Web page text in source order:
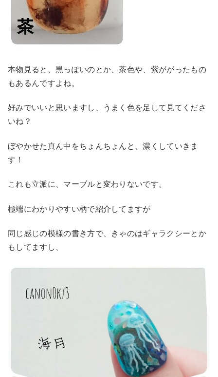
本物見ると、黒っぽいのとか、茶色や、紫ががったもの
もあるんですよね。
好みでいいと思いますし、うまく色を足して見てくださ
いね？
ぼやかせた真ん中をちょんちょんと、濃くしていきま
す！
これも立派に、マーブルと変わりないです。
極端にわかりやすい柄で紹介してますが
同じ感じの模様の書き方で、きゃのはギャラクシーとか
もしてますし、